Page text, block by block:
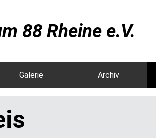
88 Rheine e.V.
Galerie Archiv